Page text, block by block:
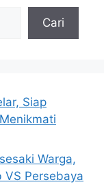
Cari
Siap
Warga,
VS Persebaya